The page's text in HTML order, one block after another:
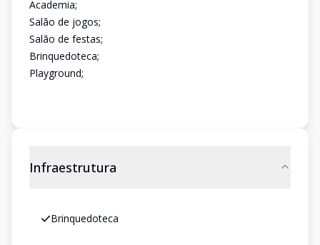
Academia;
Salão de jogos;
Salão de festas;
Brinquedoteca;
Playground;
Infraestrutura
Brinquedoteca